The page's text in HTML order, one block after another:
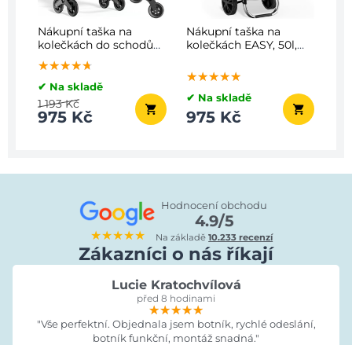
Nákupní taška na
kolečkách do schodů
COMFORT,50l, modrá
★★★★★
★★★★★
★★★★★
✔ Na skladě
975 Kč
1 193 Kč
Nákupní taška na
kolečkách EASY, 50l,
★★★★★
★★★★★
★★★★★
✔ Na skladě
975 Kč
★★★★★
Hodnocení obchodu
4.9/5
Na základě10.233 recenzí
Zákazníci o nás říkají
Lucie Kratochvílová
před 8 hodinami
★★★★★
★★★★★
★★★★★
"Vše perfektní. Objednala jsem botník, rychlé odeslání,
botník funkční, montáž snadná."